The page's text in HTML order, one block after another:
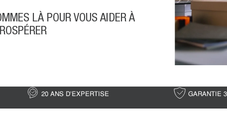
LÀ POUR VOUS AIDER À
20 ANS D'EXPERTISE GARANTIE